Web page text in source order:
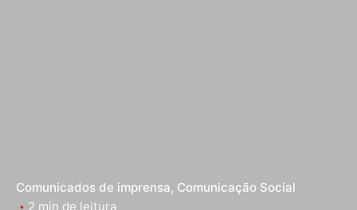
Comunicados de imprensa Comunicação Social
2 min de leitura